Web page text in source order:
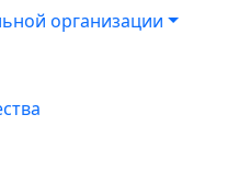
организации